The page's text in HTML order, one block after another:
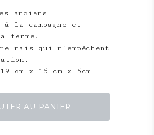
anciens
à la campagne et
ferme.
mais qui n'empêchent
cm x 15 cm x 5cm
AU PANIER